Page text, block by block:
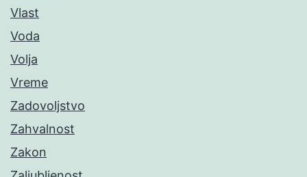
Vlast
Voda
Volja
Vreme
Zadovoljstvo
Zahvalnost
Zakon